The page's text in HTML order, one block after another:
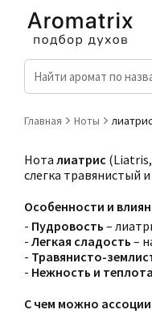
Главная Ноты лиатрис
Нота лиатрис
слегка травянистый
Особенности и
- Пудровость –
- Легкая сладость –
- Травянисто-
- Нежность и теплота
С чем можно